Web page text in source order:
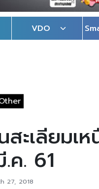
VDO
ะเลียมเ
ค. 61
27, 2018